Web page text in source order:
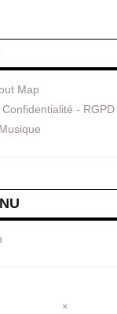
Concerts
Expositions
For Everyone
Publications
FORMATION
Programmées
A La Demande
Map
- RGPD
×